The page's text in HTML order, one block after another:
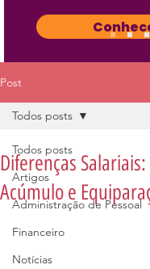
Post
Todos posts
Artigos
Administração de Pessoal
Financeiro
Notícias
Todos posts
Diferenças
Acúmulo e